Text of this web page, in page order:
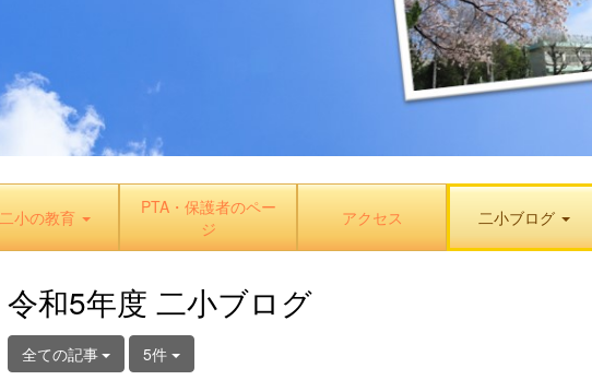
二小の教育
PTA・保護者のペー
ジ
アクセス 二小ブログ
令和5年度 二小ブログ
全ての記事 5件